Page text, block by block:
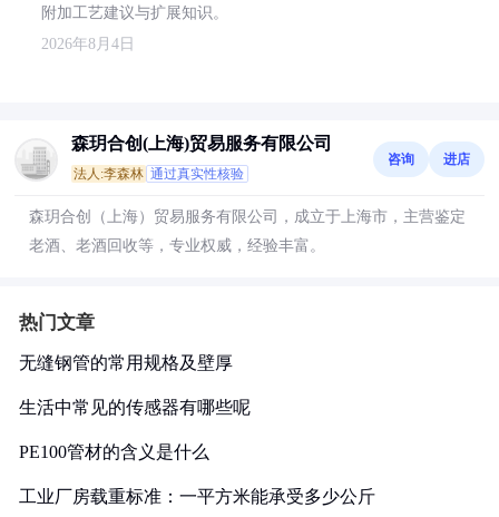
附加工艺建议与扩展知识。
2026年8月4日
森玥合创(上海)贸易服务有限公司
法人:李森林 通过真实性核验
咨询 进店
森玥合创（上海）贸易服务有限公司，成立于上海市，主营鉴定
老酒、老酒回收等，专业权威，经验丰富。
热门文章
无缝钢管的常用规格及壁厚
生活中常见的传感器有哪些呢
PE100管材的含义是什么
工业厂房载重标准：一平方米能承受多少公斤